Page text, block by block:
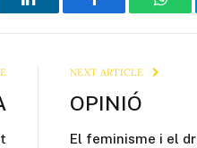
LinkedIn Facebook
NEXT ARTICLE
OPINIÓ
El feminisme i el